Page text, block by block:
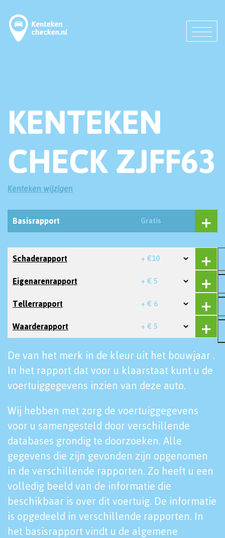
KENTEKEN
CHECK ZJFF63
Kenteken wijzigen
Basisrapport Gratis
Schaderapport + €10
Eigenarenrapport + € 5
Tellerrapport + € 6
Waarderapport + € 5
De van het merk in de kleur uit het bouwjaar .
In het rapport dat voor u klaarstaat kunt u de
voertuiggegevens inzien van deze auto.
Wij hebben met zorg de voertuiggegevens
voor u samengesteld door verschillende
databases grondig te doorzoeken. Alle
gegevens die zijn gevonden zijn opgenomen
in de verschillende rapporten. Zo heeft u een
volledig beeld van de informatie die
beschikbaar is over dit voertuig. De informatie
is opgedeeld in verschillende rapporten. In
het basisrapport vindt u de algemene